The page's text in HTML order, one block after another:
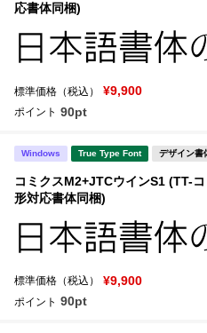
応書体同梱)
標準価格（税込） ¥9,900
ポイント 90pt
Windows True Type Font デザイン書
コミクスM2+JTCウインS1 (TT-
形対応書体同梱)
標準価格（税込） ¥9,900
ポイント 90pt